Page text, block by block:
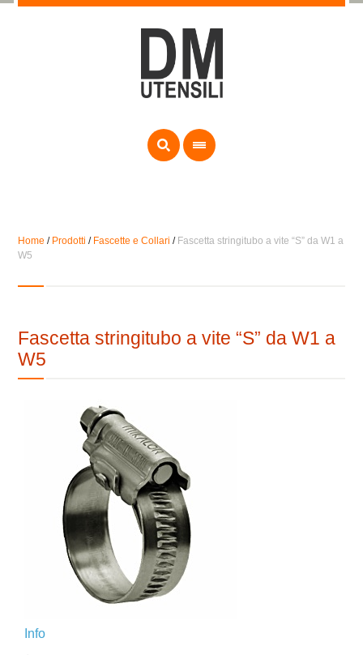
Home / Prodotti / Fascette e Collari / Fascetta stringitubo a vite “S” da W1 a
W5
Fascetta stringitubo a vite “S” da W1 a
W5
Info